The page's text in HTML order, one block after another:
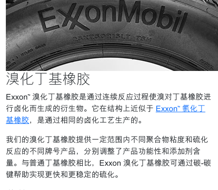
溴化丁基橡胶
Exxon™ 溴化丁基橡胶是通过连续反应过程使溴对丁基橡胶进
行卤化而生成的衍生物。它在结构上近似于 Exxon™ 氯化丁
基橡胶，是通过相同的卤化工艺生产的。
我们的溴化丁基橡胶提供一定范围内不同聚合物粘度和硫化
反应的不同牌号产品，分别调整了产品功能性和添加剂含
量。与普通丁基橡胶相比，Exxon 溴化丁基橡胶可通过碳-碳
键帮助实现更快和更稳定的硫化。